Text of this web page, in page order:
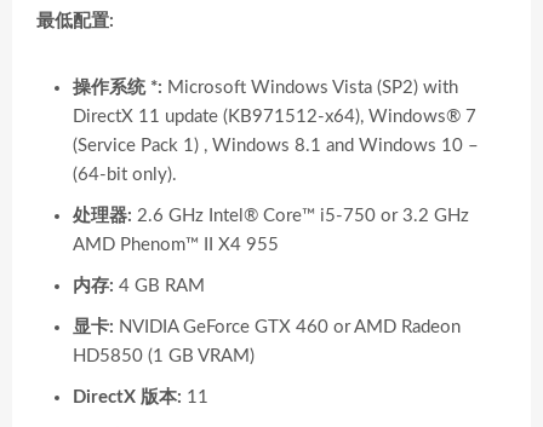
最低配置:
操作系统 *: Microsoft Windows Vista (SP2) with
DirectX 11 update (KB971512-x64), Windows® 7
(Service Pack 1) , Windows 8.1 and Windows 10 –
(64-bit only).
处理器: 2.6 GHz Intel® Core™ i5-750 or 3.2 GHz
AMD Phenom™ II X4 955
内存: 4 GB RAM
显卡: NVIDIA GeForce GTX 460 or AMD Radeon
HD5850 (1 GB VRAM)
DirectX 版本: 11